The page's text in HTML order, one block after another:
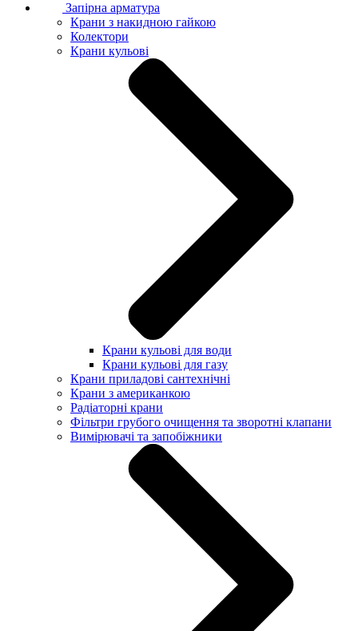
Запірна арматура
Крани з накидною гайкою
Колектори
Крани кульові
Крани кульові для води
Крани кульові для газу
Крани приладові сантехнічні
Крани з американкою
Радіаторні крани
Фільтри грубого очищення та зворотні клапани
Вимірювачі та запобіжники